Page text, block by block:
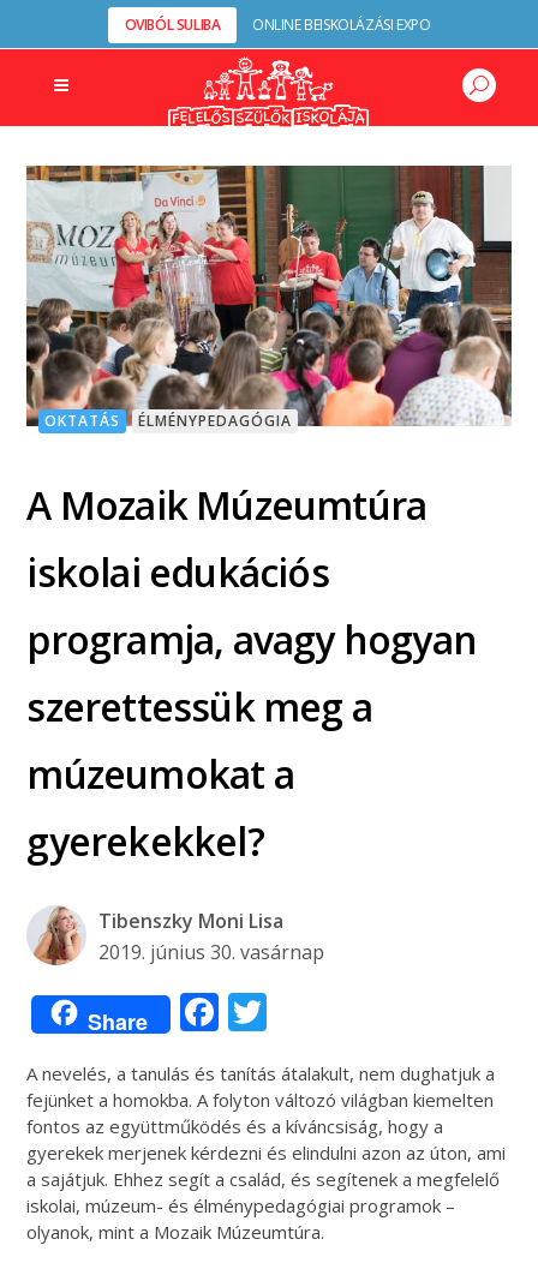
OVIBÓL SULIBA ONLINE BEISKOLÁZÁSI EXPO
OKTATÁS ÉLMÉNYPEDAGÓGIA
A Mozaik Múzeumtúra
iskolai edukációs
programja, avagy hogyan
szerettessük meg a
múzeumokat a
gyerekekkel?
Tibenszky Moni Lisa
2019. június 30. vasárnap
Share Facebook
A nevelés, a tanulás és tanítás átalakult, nem dughatjuk a
fejünket a homokba. A folyton változó világban kiemelten
fontos az együttműködés és a kíváncsiság, hogy a
gyerekek merjenek kérdezni és elindulni azon az úton, ami
a sajátjuk. Ehhez segít a család, és segítenek a megfelelő
iskolai, múzeum- és élménypedagógiai programok –
olyanok, mint a Mozaik Múzeumtúra.